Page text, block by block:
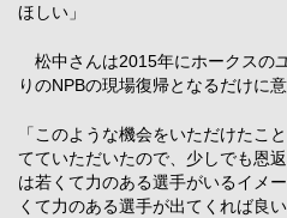
ほしい」
松中さんは2015年にホークスの
りのNPBの現場復帰となるだけに意
「このような機会をいただけたこ
てていただいたので、少しでも恩
は若くて力のある選手がいるイメ
くて力のある選手が出てくれば良